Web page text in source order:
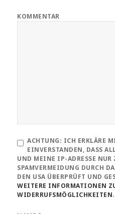
KOMMENTAR
ACHTUNG: ICH ERKLÄRE
EINVERSTANDEN, DASS
UND MEINE IP-ADRESSE NUR
SPAMVERMEIDUNG DURCH
DEN USA ÜBERPRÜFT UND
WEITERE INFORMATIONEN
WIDERRUFSMÖGLICHKEITEN.